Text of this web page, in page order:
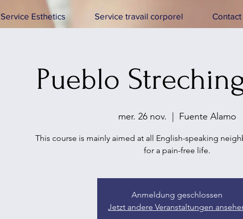
Service Esthetics Service travail corporel Contact
Pueblo
mer. 26 nov. Fuente Alamo
This course is mainly aimed at all English-speaking
for a pain-free life.
Anmeldung geschlossen
Jetzt andere Veranstaltungen